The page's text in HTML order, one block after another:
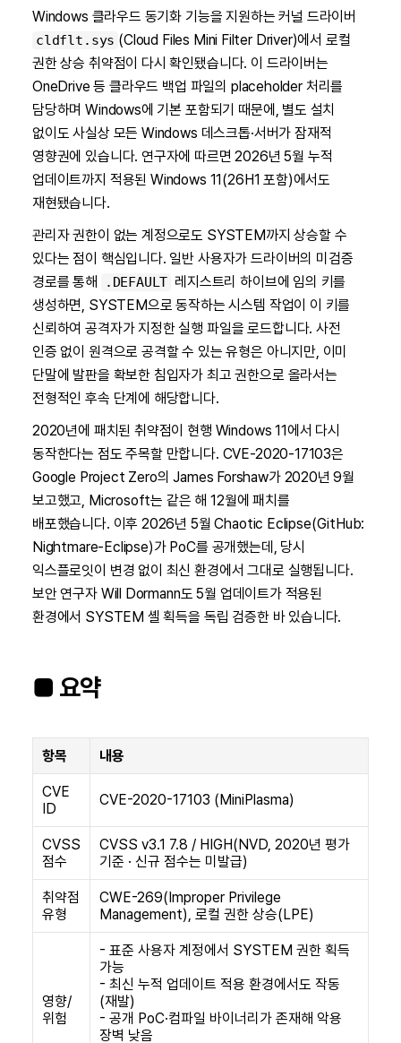
Windows 클라우드 동기화 기능을 지원하는 커널 드라이버
cldflt.sys (Cloud Files Mini Filter Driver)에서 로컬
권한 상승 취약점이 다시 확인됐습니다. 이 드라이버는
OneDrive 등 클라우드 백업 파일의 placeholder 처리를
담당하며 Windows에 기본 포함되기 때문에, 별도 설치
없이도 사실상 모든 Windows 데스크톱·서버가 잠재적
영향권에 있습니다. 연구자에 따르면 2026년 5월 누적
업데이트까지 적용된 Windows 11(26H1 포함)에서도
재현됐습니다.
관리자 권한이 없는 계정으로도 SYSTEM까지 상승할 수
있다는 점이 핵심입니다. 일반 사용자가 드라이버의 미검증
경로를 통해
.DEFAULT 레지스트리 하이브에 임의 키를
생성하면, SYSTEM으로 동작하는 시스템 작업이 이 키를
신뢰하여 공격자가 지정한 실행 파일을 로드합니다. 사전
인증 없이 원격으로 공격할 수 있는 유형은 아니지만, 이미
단말에 발판을 확보한 침입자가 최고 권한으로 올라서는
전형적인 후속 단계에 해당합니다.
2020년에 패치된 취약점이 현행 Windows 11에서 다시
동작한다는 점도 주목할 만합니다. CVE-2020-17103은
Google Project Zero의 James Forshaw가 2020년 9월
보고했고, Microsoft는 같은 해 12월에 패치를
배포했습니다. 이후 2026년 5월 Chaotic Eclipse(GitHub:
Nightmare-Eclipse)가 PoC를 공개했는데, 당시
익스플로잇이 변경 없이 최신 환경에서 그대로 실행됩니다.
보안 연구자 Will Dormann도 5월 업데이트가 적용된
환경에서 SYSTEM 셸 획득을 독립 검증한 바 있습니다.
■ 요약
항목 내용
CVE
ID
CVE-2020-17103 (MiniPlasma)
CVSS
점수
CVSS v3.1 7.8 / HIGH(NVD, 2020년 평가
기준 · 신규 점수는 미발급)
취약점
유형
CWE-269(Improper Privilege
Management), 로컬 권한 상승(LPE)
영향/
위험
- 표준 사용자 계정에서 SYSTEM 권한 획득
가능
- 최신 누적 업데이트 적용 환경에서도 작동
(재발)
- 공개 PoC·컴파일 바이너리가 존재해 악용
장벽 낮음